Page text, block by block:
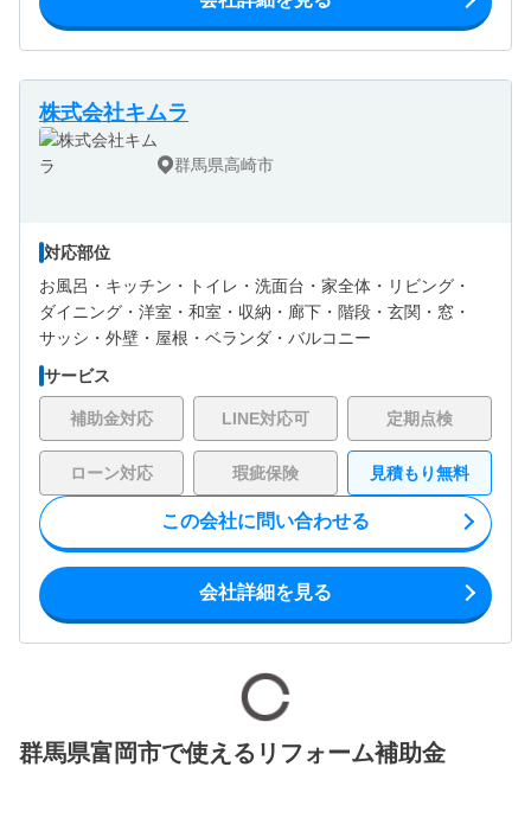
株式会社キムラ
群馬県高崎市
対応部位
お風呂・ キッチン・ トイレ・ 洗面台・ 家全体・ リビング・
ダイニング・ 洋室・ 和室・ 収納・ 廊下・ 階段・ 玄関・ 窓・
サッシ・ 外壁・ 屋根・ ベランダ・バルコニー
サービス
補助金対応 LINE対応可 定期点検
ローン対応 瑕疵保険 見積もり無料
この会社に問い合わせる
会社詳細を見る
群馬県富岡市で使えるリフォーム補助金